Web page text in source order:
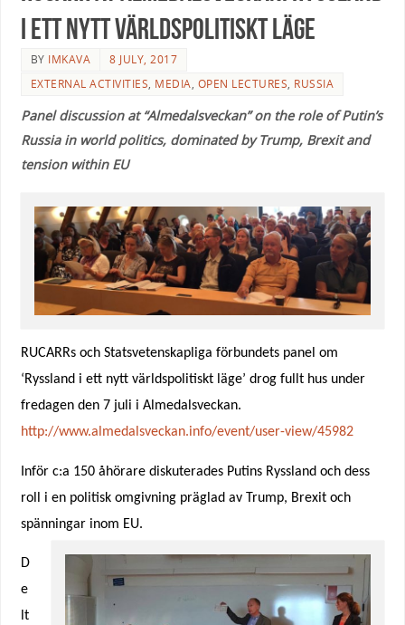
i ett nytt världspolitiskt läge
BY IMKAVA
8 JULY, 2017
EXTERNAL ACTIVITIES, MEDIA, OPEN LECTURES, RUSSIA
Panel discussion at “Almedalsveckan” on the role of Putin’s
Russia in world politics, dominated by Trump, Brexit and
tension within EU
RUCARRs och Statsvetenskapliga förbundets panel om
‘Ryssland i ett nytt världspolitiskt läge’ drog fullt hus under
fredagen den 7 juli i Almedalsveckan.
http://www.almedalsveckan.info/event/user-view/45982
Inför c:a 150 åhörare diskuterades Putins Ryssland och dess
roll i en politisk omgivning präglad av Trump, Brexit och
spänningar inom EU.
D
e
lt